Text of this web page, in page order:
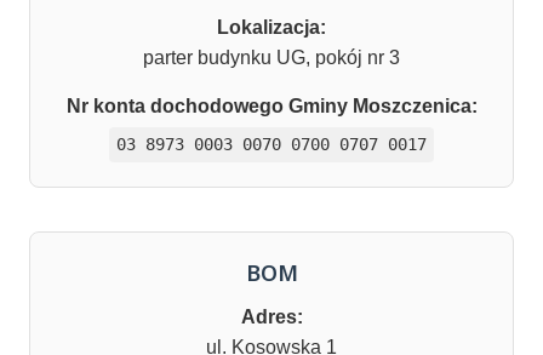
Lokalizacja:
parter budynku UG, pokój nr 3
Nr konta dochodowego Gminy Moszczenica:
03 8973 0003 0070 0700 0707 0017
BOM
Adres:
ul. Kosowska 1